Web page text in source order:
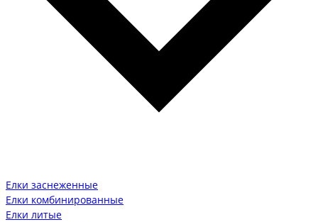
Елки заснеженные
Елки комбинированные
Елки литые